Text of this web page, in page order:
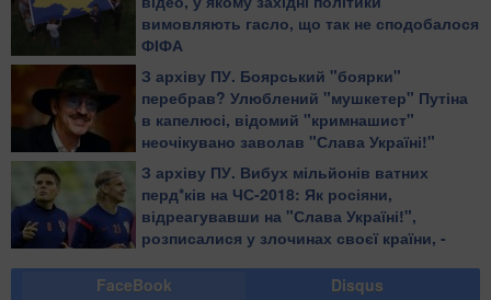
вимовляють гасло, що так не сподобалося
ФІФА
З архіву ПУ. Боярський "боярки"
перебрав? Улюблений "мушкетер" Путіна
в капелюсі, відомий "кримнашист"
неочікувано заволав "Слава Україні!"
З архіву ПУ. Вибух мільйонів ватних
перд*ків на ЧС-2018: Як росіяни,
відреагувавши на "Слава Україні!",
розписалися у злочинах своєї країни, -
FaceBook
Disqus